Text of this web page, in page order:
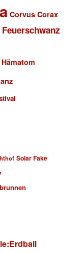
Corvus Corax
Feuerschwanz
Hämatom
Solar Fake